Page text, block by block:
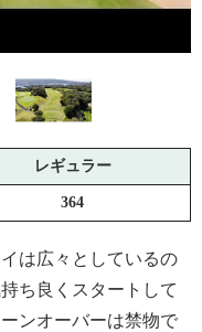
レギュラー
364
は広々としているの
ち良くスタートして
ンオーバーは禁物で